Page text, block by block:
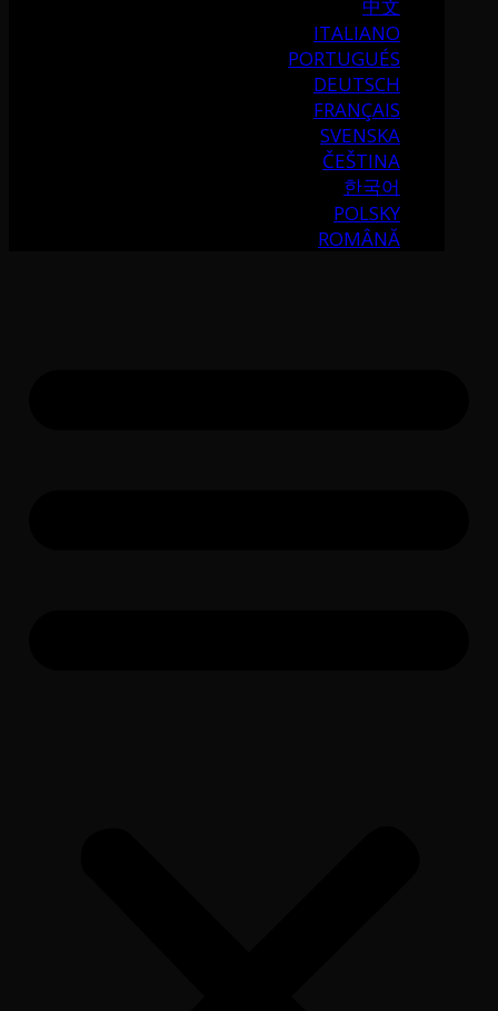
中文
ITALIANO
PORTUGUÉS
DEUTSCH
FRANÇAIS
SVENSKA
ČEŠTINA
한국어
POLSKY
ROMÂNĂ